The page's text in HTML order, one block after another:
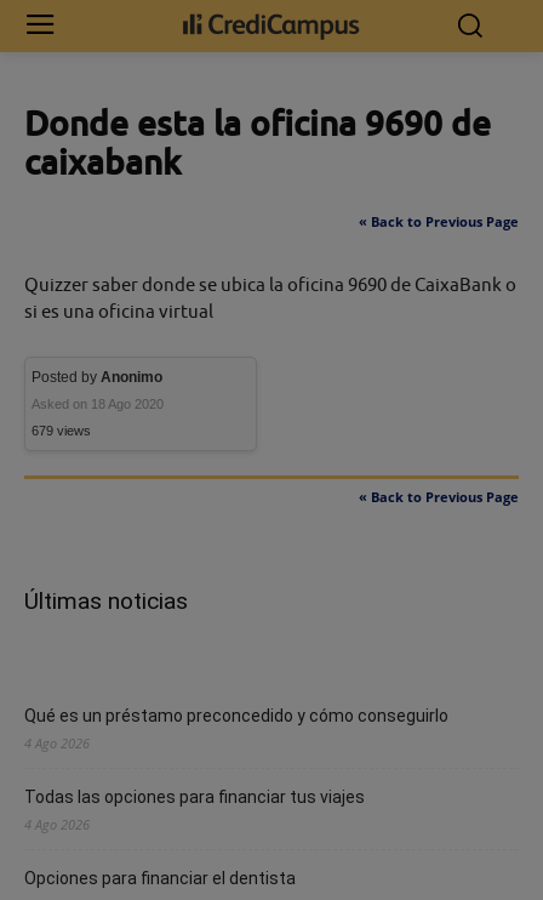
Inicio Donde esta la oficina 9690 de caixabank
Donde esta la oficina 9690 de
caixabank
« Back to Previous Page
Quizzer saber donde se ubica la oficina 9690 de CaixaBank o
si es una oficina virtual
Posted by Anonimo
Asked on 18 Ago 2020
679 views
« Back to Previous Page
Últimas noticias
Qué es un préstamo preconcedido y cómo conseguirlo
4 Ago 2026
Todas las opciones para financiar tus viajes
4 Ago 2026
Opciones para financiar el dentista